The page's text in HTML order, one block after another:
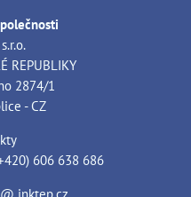
REPUBLIKY
2874/1
- CZ
606 638 686
inktep.cz